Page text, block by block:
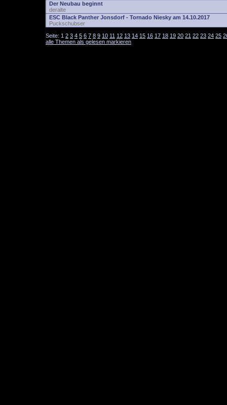
Der Neubau beginnt
deralte
ESC Black Panther Jonsdorf - Tornado Niesky am 14.10.2017
Puckschubser
Seite: 1 2 3 4 5 6 7 8 9 10 11 12 13 14 15 16 17 18 19 20 21 22 23 24 25
alle Themen als gelesen markieren